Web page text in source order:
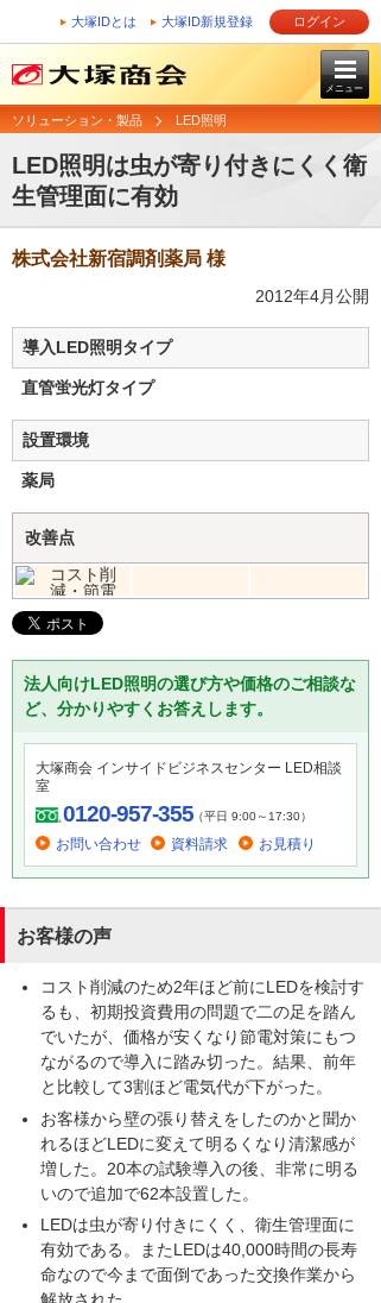
大塚IDとは 大塚ID新規登録 ログイン
メニュー
ソリューション・製品 LED照明
LED照明は虫が寄り付きにくく衛
生管理面に有効
株式会社新宿調剤薬局 様
2012年4月公開
導入LED照明タイプ
直管蛍光灯タイプ
設置環境
薬局
改善点
法人向けLED照明の選び方や価格のご相談な
ど、分かりやすくお答えします。
大塚商会 インサイドビジネスセンター LED相談
室
0120-957-355（平日 9:00～17:30）
お問い合わせ 資料請求 お見積り
お客様の声
コスト削減のため2年ほど前にLEDを検討す
るも、初期投資費用の問題で二の足を踏ん
でいたが、価格が安くなり節電対策にもつ
ながるので導入に踏み切った。結果、前年
と比較して3割ほど電気代が下がった。
お客様から壁の張り替えをしたのかと聞か
れるほどLEDに変えて明るくなり清潔感が
増した。20本の試験導入の後、非常に明る
いので追加で62本設置した。
LEDは虫が寄り付きにくく、衛生管理面に
有効である。またLEDは40,000時間の長寿
命なので今まで面倒であった交換作業から